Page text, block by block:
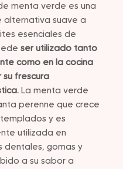
menta verde es una
alternativa suave a
esenciales de
ser utilizado tanto
como en la cocina
su frescura
La menta verde
perenne que crece
y es
utilizada en
dentales, gomas y
a su sabor a